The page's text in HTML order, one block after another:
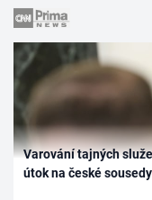
Varování tajných
útok na české sousedy